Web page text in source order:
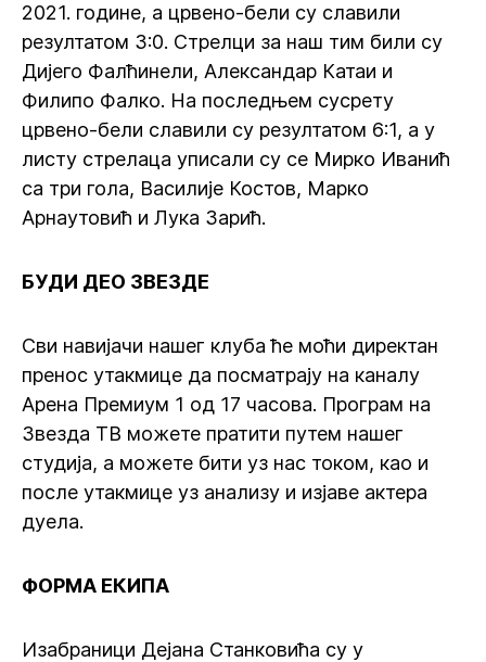
2021. године, а црвено-бели су славили
резултатом 3:0. Стрелци за наш тим били су
Дијего Фалћинели, Александар Катаи и
Филипо Фалко. На последњем сусрету
црвено-бели славили су резултатом 6:1, а у
листу стрелаца уписали су се Мирко Иванић
са три гола, Василије Костов, Марко
Арнаутовић и Лука Зарић.
БУДИ ДЕО ЗВЕЗДЕ
Сви навијачи нашег клуба ће моћи директан
пренос утакмице да посматрају на каналу
Арена Премиум 1 од 17 часова. Програм на
Звезда ТВ можете пратити путем нашег
студија, а можете бити уз нас током, као и
после утакмице уз анализу и изјаве актера
дуела.
ФОРМА ЕКИПА
Изабраници Дејана Станковића су у